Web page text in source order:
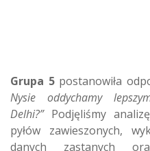
Grupa 5postanowiła
Nysie oddychamy
Delhi?”Podjęliśmy
pyłów zawieszonych,
danych zastanych